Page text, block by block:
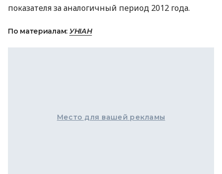
показателя за аналогичный период 2012 года.
По материалам: УНІАН
Место для вашей рекламы